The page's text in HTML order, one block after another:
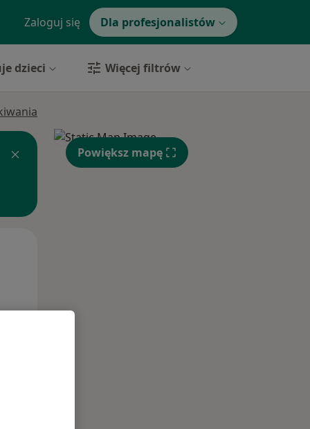
Zaloguj się Dla profesjonalistów
dzieci Więcej filtrów
Powiększ mapę